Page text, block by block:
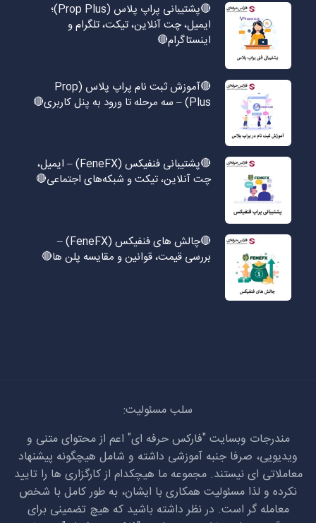
🔴پشتیبانی پراپ پلاس (Prop Plus)؛
ایمیل، چت آنلاین، تیکت، تلگرام و
اینستاگرام🔴
🔴آموزش ثبت نام پراپ پلاس (Prop
Plus) – سه مرحله تا ورود به پنل کاربری🔴
🔴پشتیبانی فنفیکس (FeneFX) – ایمیل،
چت آنلاین، تیکت و شبکه‌های اجتماعی🔴
🔴چالش های فنفیکس (FeneFX) –
بررسی قیمت، قوانین و مقایسه پلن ها🔴
سلب مسئولیت:
مندرجات وبسایت "فارکس حرفه ای" اعم از محتوای متنی و
ویدیویی، صرفا جنبه آموزشی داشته و شامل هیچگونه پیشنهاد
معاملاتی ای نیستند. مجموعه ما هیچکدام از کارگزاری ها را تایید
نکرده و لذا مسئولیت همکاری با ایشان، به طور کامل با شخص
معامله گر است. در نظر داشته باشید که هیچ تضمینی برای